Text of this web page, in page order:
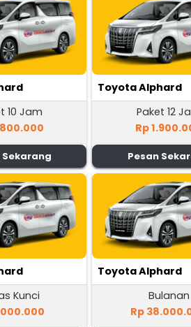
10 Jam
Sekarang
Toyota Alphard
Paket 12
Rp
Pesan
Kunci
Toyota Alphard
Bulanan
Rp